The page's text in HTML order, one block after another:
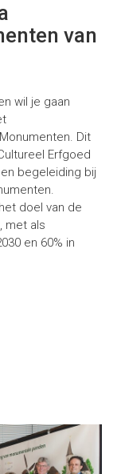
van
wil je gaan
Dit
Erfgoed
begeleiding bij
doel van de
met als
en 60% in